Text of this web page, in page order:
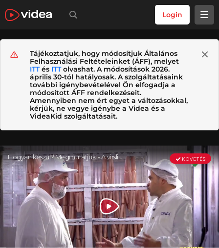
Login
Tájékoztatjuk, hogy módosítjuk Általános
Felhasználási Feltételeinket (ÁFF), melyet
ITTés ITTolvashat. A módosítások 2026.
április 30-tól hatályosak. A szolgáltatásaink
további igénybevételével Ön elfogadja a
módosított ÁFF rendelkezéseit.
Amennyiben nem ért egyet a változásokkal,
kérjük, ne vegye igénybe a Videa és a
VideaKid szolgáltatásait.